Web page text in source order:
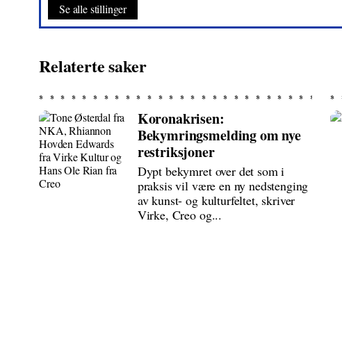
Se alle stillinger
Relaterte saker
Koronakrisen:
Bekymringsmelding om nye
restriksjoner
Dypt bekymret over det som i
praksis vil være en ny nedstenging
av kunst- og kulturfeltet, skriver
Virke, Creo og...